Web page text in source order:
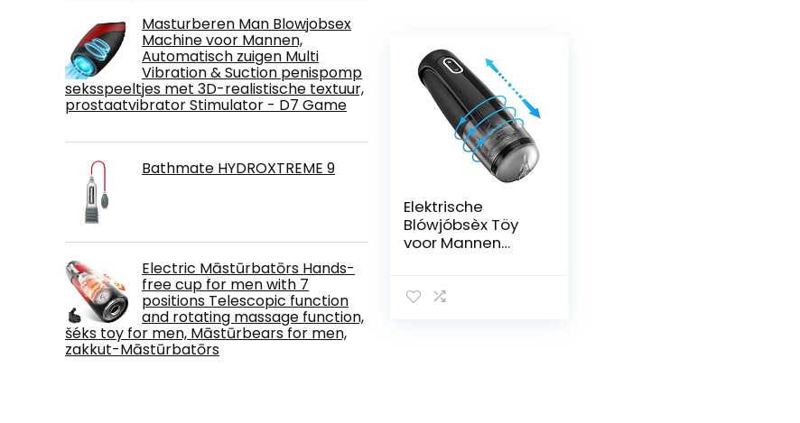
Masturberen Man Blowjobsex
Machine voor Mannen,
Automatisch zuigen Multi
Vibration & Suction penispomp
seksspeeltjes met 3D-realistische textuur,
prostaatvibrator Stimulator - D7 Game
Bathmate HYDROXTREME 9
Electric Māstūrbatōrs Hands-
free cup for men with 7
positions Telescopic function
and rotating massage function,
šéks toy for men, Māstūrbears for men,
zakkut-Māstūrbatōrs
Elektrische
Blówjóbsèx Töy
voor Mannen
Patrónèn Pènnis